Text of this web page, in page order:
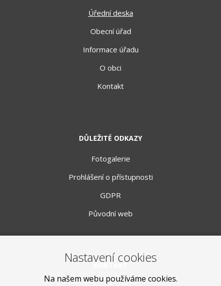
Nastavení cookies
Na našem webu používáme cookies.
Úřední deska
Obecní úřad
Informace úřadu
O obci
Kontakt
DŮLEŽITÉ ODKAZY
Fotogalerie
Prohlášení o přístupnosti
GDPR
Původní web